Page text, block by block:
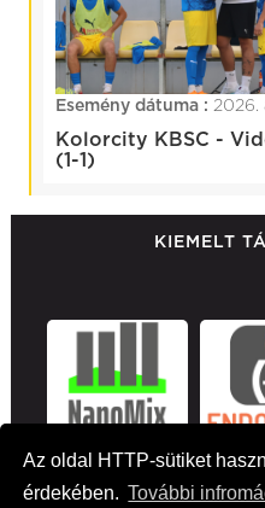
Az oldal HTTP-sütiket
érdekében. További
Esemény dátuma : 2026.
Kolorcity KBSC -
(1-1)
KIEMELT